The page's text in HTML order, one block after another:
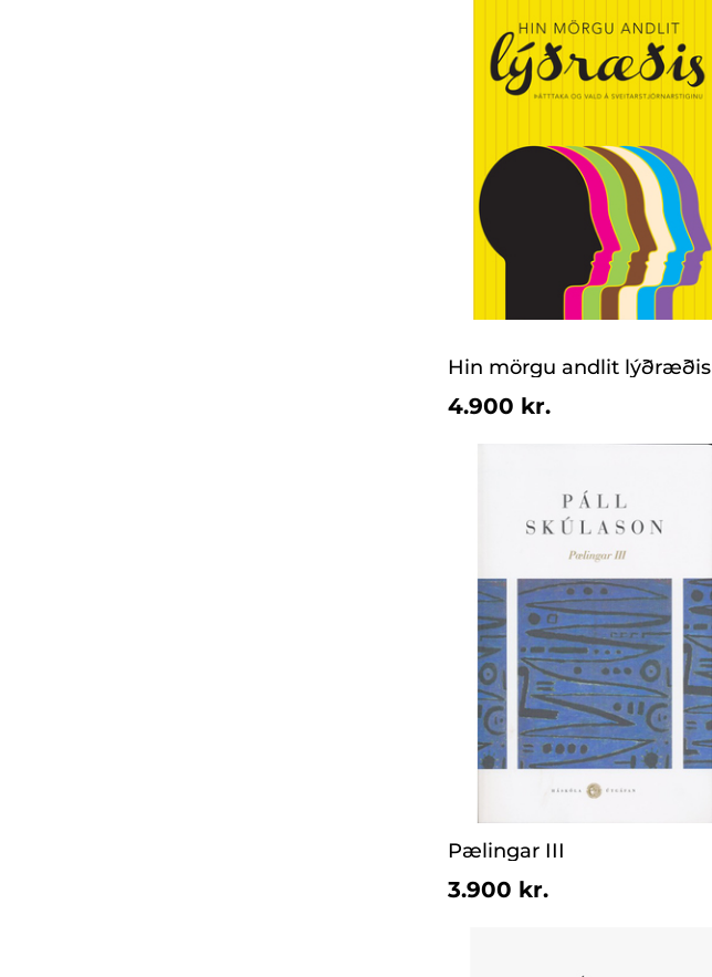
Hin mörgu andlit lýðræðis
4.900 kr.
Pælingar III
3.900 kr.